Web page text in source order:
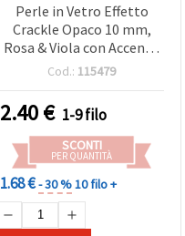
Perle in Vetro Effetto
Crackle Opaco 10 mm,
Rosa & Viola con Accento
Color Oro, Foro 1 mm, ~85
Cod.: 115479
2.40€ 1-9 filo
SCONTI
PER QUANTITÀ
1.68 €- 30 %10 filo +